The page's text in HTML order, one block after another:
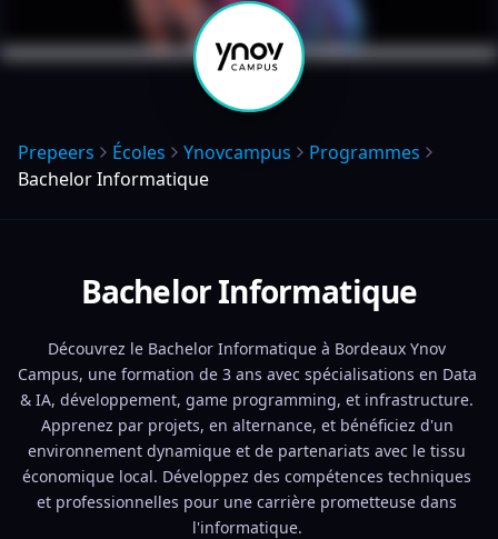
Prepeers Écoles Ynovcampus
Programmes
Bachelor Informatique
Bachelor Informatique
Découvrez le Bachelor Informatique à Bordeaux Ynov
Campus, une formation de 3 ans avec spécialisations en Data
& IA, développement, game programming, et infrastructure.
Apprenez par projets, en alternance, et bénéficiez d'un
environnement dynamique et de partenariats avec le tissu
économique local. Développez des compétences techniques
et professionnelles pour une carrière prometteuse dans
l'informatique.